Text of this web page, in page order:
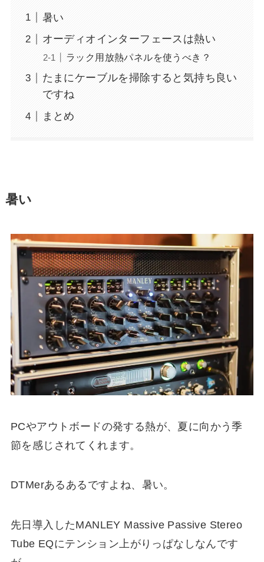
暑い
オーディオインターフェースは熱い
ラック用放熱パネルを使うべき？
たまにケーブルを掃除すると気持ち良い
ですね
まとめ
暑い
PCやアウトボードの発する熱が、夏に向かう季
節を感じされてくれます。
DTMerあるあるですよね、暑い。
先日導入したMANLEY Massive Passive Stereo
Tube EQにテンション上がりっぱなしなんです